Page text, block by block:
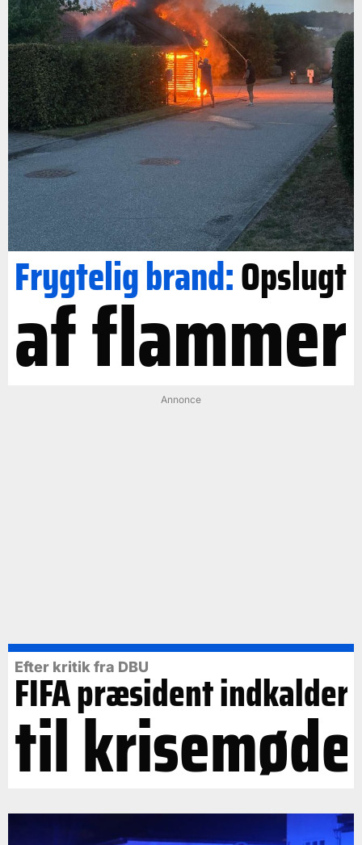
Frygtelig brand:Opslugt
af flammer
Annonce
Efter kritik fra DBU
FIFA præsident indkalder
til krisemøde